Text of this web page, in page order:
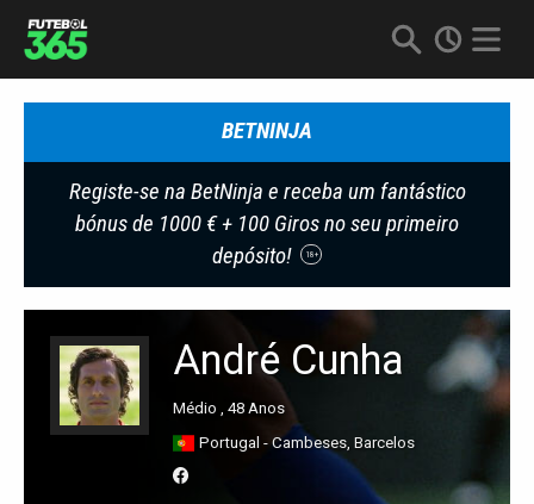
BETNINJA
Registe-se na BetNinja e receba um fantástico
bónus de 1000 € + 100 Giros no seu primeiro
depósito!
18+
André Cunha
Médio , 48 Anos
Portugal - Cambeses, Barcelos